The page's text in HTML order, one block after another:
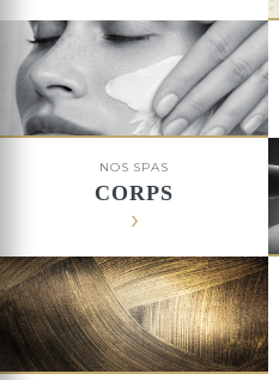
NOS SPAS
CORPS